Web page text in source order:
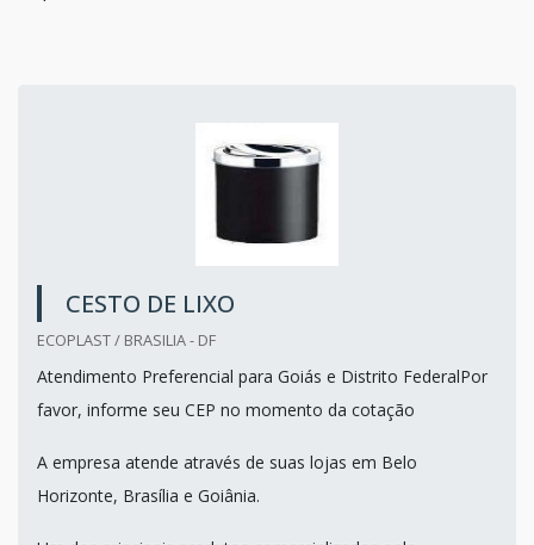
CESTO DE LIXO
ECOPLAST / BRASILIA - DF
Atendimento Preferencial para Goiás e Distrito FederalPor
favor, informe seu CEP no momento da cotação
A empresa atende através de suas lojas em Belo
Horizonte, Brasília e Goiânia.